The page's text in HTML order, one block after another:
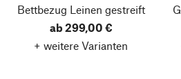
Bettbezug Leinen gestreift
ab 299,00 €
+ weitere Varianten